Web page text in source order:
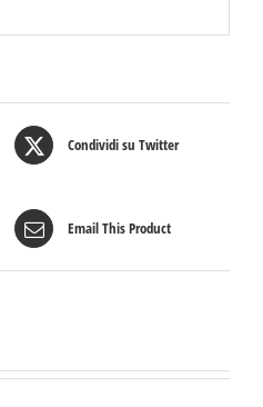
Condividi su Twitter
Email This Product